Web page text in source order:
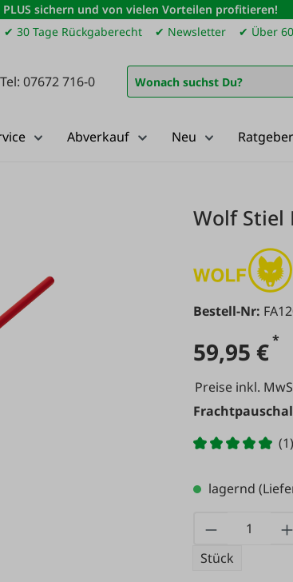
sichern und von vielen Vorteilen profitieren!
✔ 30 Tage Rückgaberecht ✔ Newsletter ✔ Über
Tel: 07672 716-0
Abverkauf Neu Ratgeber
Wolf Stiel
Bestell-Nr:
59,95 €*
Preise inkl.
(1)
lagernd
Produkt
Stück